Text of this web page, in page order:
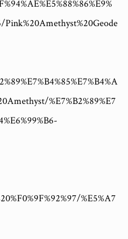
Pink%20Amethyst%20Geode
%E7%B2%89%E7
%E5%A7